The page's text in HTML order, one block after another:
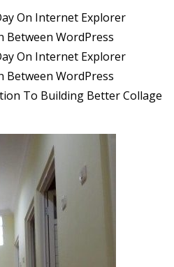
On Internet Explorer
Between WordPress
On Internet Explorer
Between WordPress
To Building Better Collage